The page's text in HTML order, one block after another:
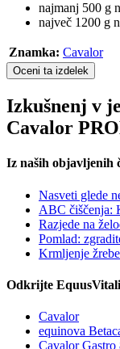
najmanj 500 g
največ 1200 g
Znamka: Cavalor
Oceni ta izdelek
Izkušnenj v
Cavalor
Iz naših objavljenih
Nasveti glede
ABC čiščenja:
Razjede na
Pomlad:
Krmljenje
Odkrijte
Cavalor
equinova
Cavalor Gastro